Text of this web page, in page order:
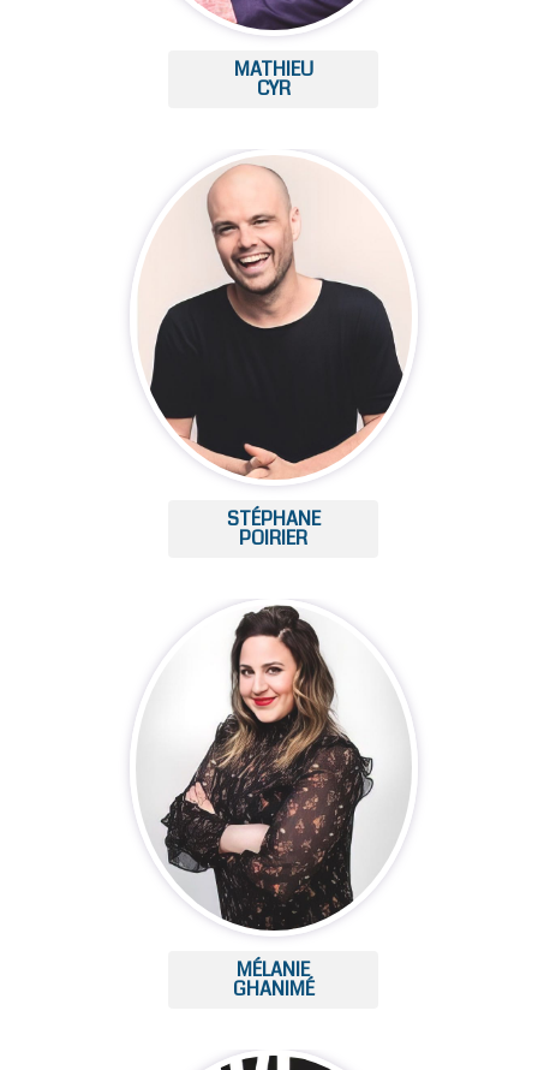
MATHIEU
CYR
STÉPHANE
POIRIER
MÉLANIE
GHANIMÉ